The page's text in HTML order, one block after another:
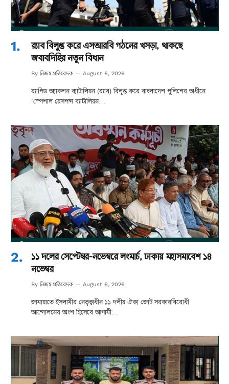
র‌্যাব বিলুপ্ত করে এসআরবি গঠনের খসড়া, থাকছে
জবাবদিহির নতুন বিধান
By নিজস্ব প্রতিবেদক August 6, 2026
র‌্যাপিড অ্যাকশন ব্যাটালিয়ন (র‌্যাব) বিলুপ্ত করে বাংলাদেশ পুলিশের অধীনে
‘স্পেশাল রেসপন্স ব্যাটালিয়ন…
১১ দলের সেপ্টেম্বর-নভেম্বরে লংমার্চ, ঢাকায় মহাসমাবেশ ১৪
নভেম্বর
By নিজস্ব প্রতিবেদক August 6, 2026
জামায়াতে ইসলামীর নেতৃত্বাধীন ১১ দলীয় ঐক্য জোট সরকারবিরোধী
আন্দোলনের অংশ হিসেবে আগামী…